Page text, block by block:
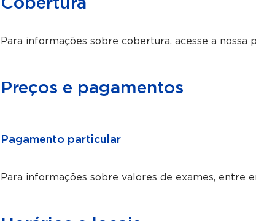
Cobertura
Para informações sobre cobertura, acesse a nossa
Preços e pagamentos
Pagamento particular
Para informações sobre valores de exames, entre